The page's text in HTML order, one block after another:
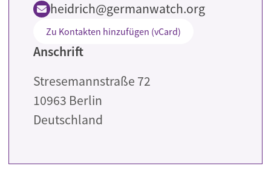
heidrich@germanwatch.org
Zu Kontakten hinzufügen (vCard)
Anschrift
Stresemannstraße 72
10963 Berlin
Deutschland